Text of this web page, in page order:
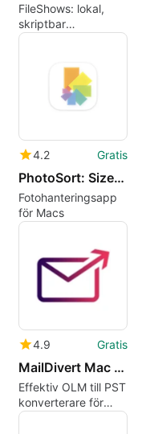
FileShows: lokal,
skriptbar
filhantering för Mac
4.2 Gratis
PhotoSort: Size & Quality Sort
Fotohanteringsapp
för Macs
4.9 Gratis
MailDivert Mac OLM Converter
Effektiv OLM till PST
konverterare för
Mac